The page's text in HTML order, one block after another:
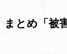
まとめ「被